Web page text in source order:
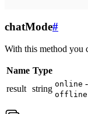
chatMode#
With this method you
Name Type
result string online
offline